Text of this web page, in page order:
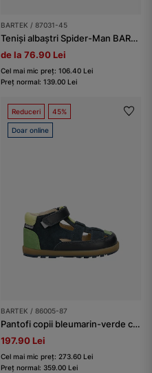
BARTEK / 87031-45
Teniși albaștri Spider-Man BARTEK 87031-45
de la 76.90 Lei
Cel mai mic preț: 106.40 Lei
Preț normal: 139.00 Lei
Reduceri 45%
Doar online
BARTEK / 86005-87
Pantofi copii bleumarin-verde cu decupaje BARTEK 86005-87
197.90 Lei
Cel mai mic preț: 273.60 Lei
Preț normal: 359.00 Lei